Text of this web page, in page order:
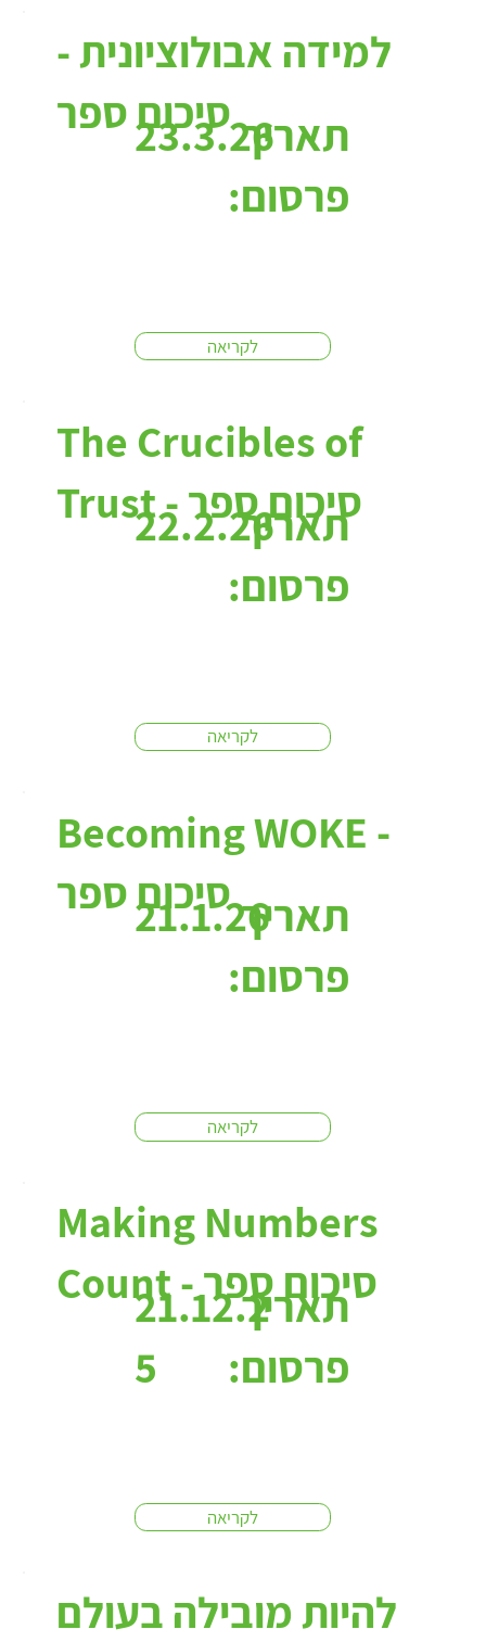
למידה אבולוציונית -
סיכום ספר
לקריאה
23.3.26תאריך
פרסום:
The Crucibles of
Trust - סיכום ספר
לקריאה
22.2.26תאריך
פרסום:
Becoming WOKE -
סיכום ספר
לקריאה
21.1.26תאריך
פרסום:
Making Numbers
Count - סיכום ספר
לקריאה
21.12.2
5
תאריך
פרסום:
להיות מובילה בעולם